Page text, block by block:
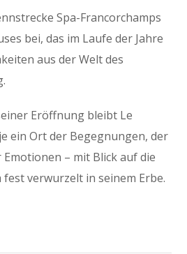
Spa-Francorchamps
bei, das im Laufe der Jahre
aus der Welt des
Eröffnung bleibt Le
ein Ort der Begegnungen, der
– mit Blick auf die
verwurzelt in seinem Erbe.